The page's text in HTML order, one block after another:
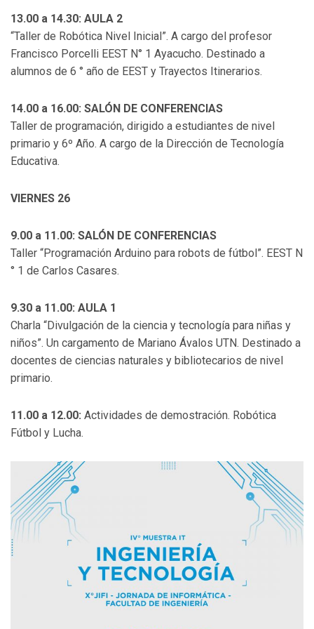
13.00 a 14.30: AULA 2
“Taller de Robótica Nivel Inicial”. A cargo del profesor
Francisco Porcelli EEST N° 1 Ayacucho. Destinado a
alumnos de 6 ° año de EEST y Trayectos Itinerarios.
14.00 a 16.00: SALÓN DE CONFERENCIAS
Taller de programación, dirigido a estudiantes de nivel
primario y 6º Año. A cargo de la Dirección de Tecnología
Educativa.
VIERNES 26
9.00 a 11.00: SALÓN DE CONFERENCIAS
Taller “Programación Arduino para robots de fútbol”. EEST N
° 1 de Carlos Casares.
9.30 a 11.00: AULA 1
Charla “Divulgación de la ciencia y tecnología para niñas y
niños”. Un cargamento de Mariano Ávalos UTN. Destinado a
docentes de ciencias naturales y bibliotecarios de nivel
primario.
11.00 a 12.00: Actividades de demostración. Robótica
Fútbol y Lucha.